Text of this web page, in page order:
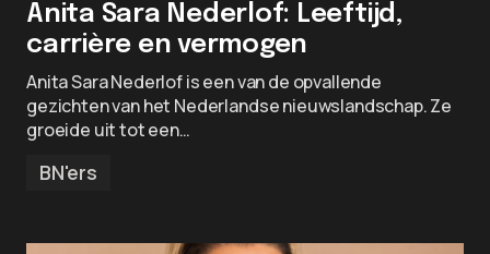
Anita Sara Nederlof: Leeftijd,
carrière en vermogen
Anita Sara Nederlof is een van de opvallende
gezichten van het Nederlandse nieuwslandschap. Ze
groeide uit tot een…
BN'ers